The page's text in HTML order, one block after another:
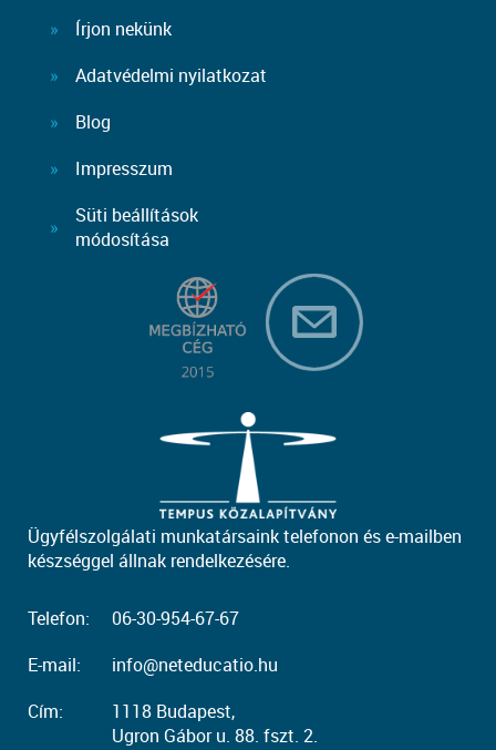
Írjon nekünk
Adatvédelmi nyilatkozat
Blog
Impresszum
Süti beállítások
módosítása
Ügyfélszolgálati munkatársaink telefonon és e-mailben
készséggel állnak rendelkezésére.
Telefon:
06-30-954-67-67
E-mail:
info@neteducatio.hu
Cím:
1118 Budapest,
Ugron Gábor u. 88. fszt. 2.